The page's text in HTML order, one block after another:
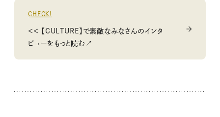
CHECK!
＜＜ 【CULTURE】で素敵なみなさんのインタ
ビューをもっと読む↗